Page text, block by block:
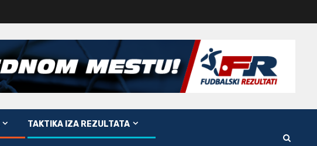
TAKTIKA IZA REZULTATA